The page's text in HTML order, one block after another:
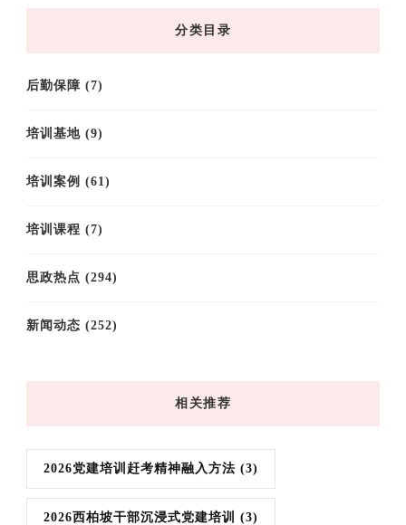
分类目录
后勤保障 (7)
培训基地 (9)
培训案例 (61)
培训课程 (7)
思政热点 (294)
新闻动态 (252)
相关推荐
2026党建培训赶考精神融入方法 (3)
2026西柏坡干部沉浸式党建培训 (3)